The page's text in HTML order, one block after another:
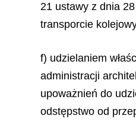
21 ustawy z dnia
transporcie
f) udzielaniem
administracji
upoważnień do
odstępstwo od